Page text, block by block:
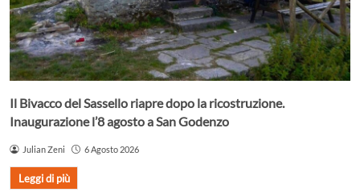
Il Bivacco del Sassello riapre dopo la ricostruzione.
Inaugurazione l’8 agosto a San Godenzo
Julian Zeni 6 Agosto 2026
Leggi di più